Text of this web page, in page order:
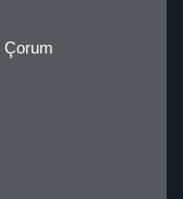
Çorum